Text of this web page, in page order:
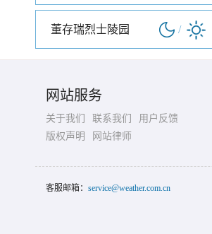
董存瑞烈士陵园 /
网站服务
关于我们 联系我们
用户反馈
版权声明
网站律师
客服邮箱： service@weather.com.cn